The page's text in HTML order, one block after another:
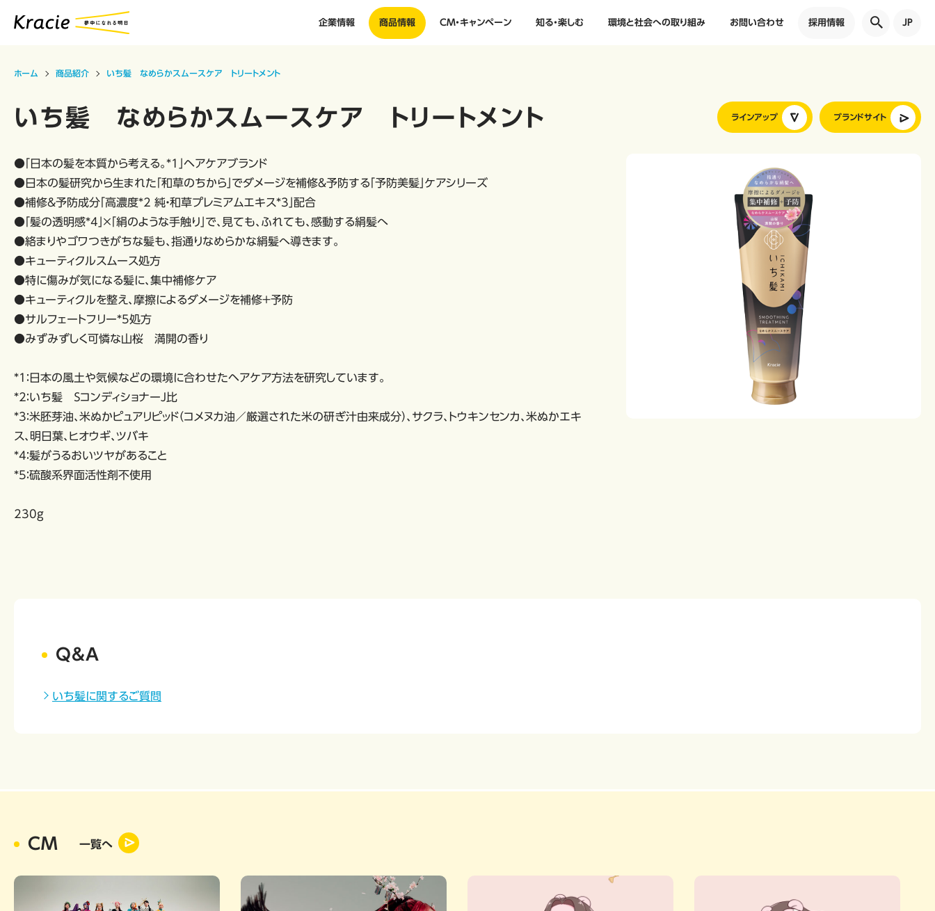
企業情報 商品情報 CM・キャンペーン 知る・楽しむ 環境と社会への取り組み お問い合わせ 採用情報 JP
ホーム 商品紹介 いち髪 なめらかスムースケア トリートメント
ラインアップ ブランドサイト
いち髪 なめらかスムースケア トリートメント
●「日本の髪を本質から考える。*1」ヘアケアブランド
●日本の髪研究から生まれた「和草のちから」でダメージを補修＆予防する「予防美髪」ケアシリーズ
●補修&予防成分「高濃度*2 純・和草プレミアムエキス*3」配合
●「髪の透明感*4」×「絹のような手触り」で、見ても、ふれても、感動する絹髪へ
●絡まりやゴワつきがちな髪も、指通りなめらかな絹髪へ導きます。
●キューティクルスムース処方
●特に傷みが気になる髪に、集中補修ケア
●キューティクルを整え、摩擦によるダメージを補修＋予防
●サルフェートフリー*5処方
●みずみずしく可憐な山桜 満開の香り
*1：日本の風土や気候などの環境に合わせたヘアケア方法を研究しています。
*2：いち髪 ＳコンディショナーＪ比
*3：米胚芽油、米ぬかピュアリピッド（コメヌカ油／厳選された米の研ぎ汁由来成分）、サクラ、トウキンセンカ、米ぬかエキ
ス、明日葉、ヒオウギ、ツバキ
*4：髪がうるおいツヤがあること
*5：硫酸系界面活性剤不使用
230g
Q&A
いち髪に関するご質問
CM 一覧へ